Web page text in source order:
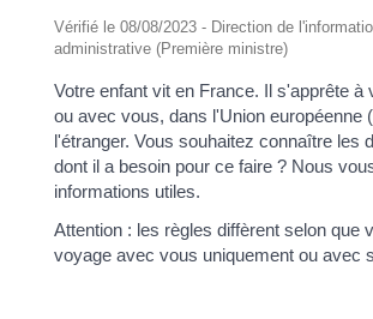
Vérifié le 08/08/2023 - Direction de
administrative (Première ministre)
Votre enfant vit en France. Il s'apprête à
ou avec vous, dans l'Union européenne
l'étranger. Vous souhaitez connaître les
dont il a besoin pour ce faire ? Nous
informations utiles.
Attention : les règles diffèrent selon que
voyage avec vous uniquement ou avec